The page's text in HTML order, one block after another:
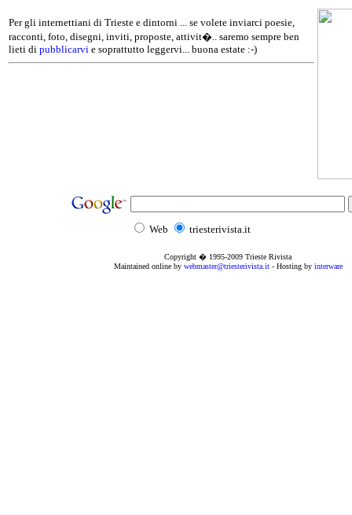
Per gli internettiani di Trieste e dintorni ... se volete inviarci poesie,
racconti, foto, disegni, inviti, proposte, attivit�.. saremo sempre ben
lieti di pubblicarvi e soprattutto leggervi... buona estate :-)
Web triesterivista.it
Copyright � 1995-2009 Trieste Rivista
Maintained online by webmaster@triesterivista.it- Hosting by interware